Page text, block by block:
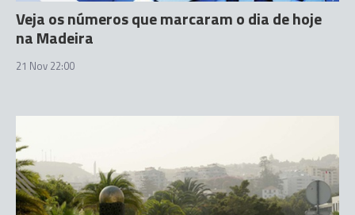
Veja os números que marcaram o dia de hoje
na Madeira
21 Nov 22:00